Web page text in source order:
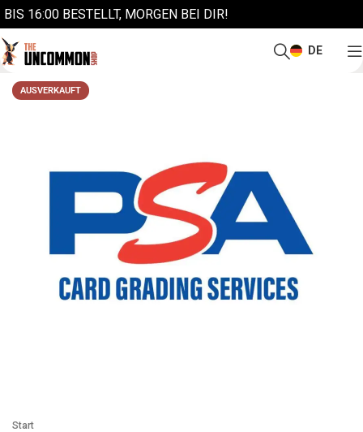
BIS 16:00 BESTELLT, MORGEN BEI DIR!
DE
AUSVERKAUFT
Start